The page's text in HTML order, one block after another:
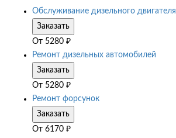
Обслуживание дизельного двигателя
Заказать
От 5280 ₽
Ремонт дизельных автомобилей
Заказать
От 5280 ₽
Ремонт форсунок
Заказать
От 6170 ₽